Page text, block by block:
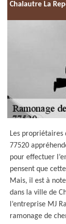
Chalautre La
Les propriétaires
77520
pour effectuer
pensent que
Mais, il est à
dans la ville de
l’entreprise MJ
ramonage de